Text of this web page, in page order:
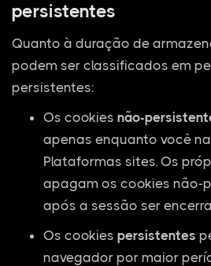
persistentes
Quanto à duração de
podem ser classificados em
persistentes:
Os cookies não-
apenas enquanto você
Plataformas sites. Os
apagam os cookies não-
após a sessão ser
Os cookies persistentes
navegador por maior